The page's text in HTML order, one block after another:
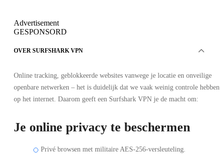
Advertisement
GESPONSORD
OVER SURFSHARK VPN
Online tracking, geblokkeerde websites vanwege je locatie en onveilige
openbare netwerken – het is duidelijk dat we vaak weinig controle hebben
op het internet. Daarom geeft een Surfshark VPN je de macht om:
Je online privacy te beschermen
Privé browsen met militaire AES-256-versleuteling.